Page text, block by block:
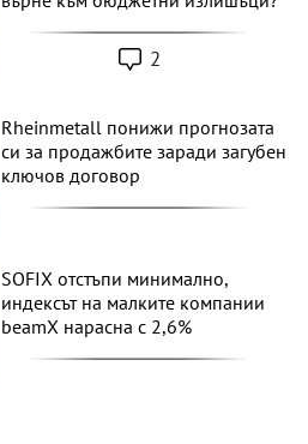
2
Rheinmetall понижи прогнозата
си за продажбите заради загубен
ключов договор
SOFIX отстъпи минимално,
индексът на малките компании
beamX нарасна с 2,6%